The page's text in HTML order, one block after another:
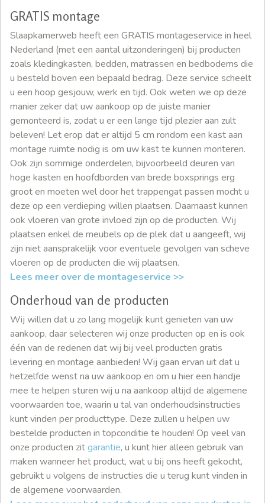
GRATIS montage
Slaapkamerweb heeft een GRATIS montageservice in heel
Nederland (met een aantal uitzonderingen) bij producten
zoals kledingkasten, bedden, matrassen en bedbodems die
u besteld boven een bepaald bedrag. Deze service scheelt
u een hoop gesjouw, werk en tijd. Ook weten we op deze
manier zeker dat uw aankoop op de juiste manier
gemonteerd is, zodat u er een lange tijd plezier aan zult
beleven! Let erop dat er altijd 5 cm rondom een kast aan
montage ruimte nodig is om uw kast te kunnen monteren.
Ook zijn sommige onderdelen, bijvoorbeeld deuren van
hoge kasten en hoofdborden van brede boxsprings erg
groot en moeten wel door het trappengat passen mocht u
deze op een verdieping willen plaatsen. Daarnaast kunnen
ook vloeren van grote invloed zijn op de producten. Wij
plaatsen enkel de meubels op de plek dat u aangeeft, wij
zijn niet aansprakelijk voor eventuele gevolgen van scheve
vloeren op de producten die wij plaatsen.
Lees meer over de montageservice >>
Onderhoud van de producten
Wij willen dat u zo lang mogelijk kunt genieten van uw
aankoop, daar selecteren wij onze producten op en is ook
één van de redenen dat wij bij veel producten gratis
levering en montage aanbieden! Wij gaan ervan uit dat u
hetzelfde wenst na uw aankoop en om u hier een handje
mee te helpen sturen wij u na aankoop altijd de algemene
voorwaarden toe, waarin u tal van onderhoudsinstructies
kunt vinden per producttype. Deze zullen u helpen uw
bestelde producten in topconditie te houden! Op veel van
onze producten zitgarantie, u kunt hier alleen gebruik van
maken wanneer het product, wat u bij ons heeft gekocht,
gebruikt u volgens de instructies die u terug kunt vinden in
de algemene voorwaarden.